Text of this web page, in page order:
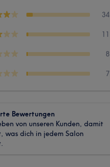
34
11
8
7
Bewertungen
von unseren Kunden, damit
was dich in jedem Salon